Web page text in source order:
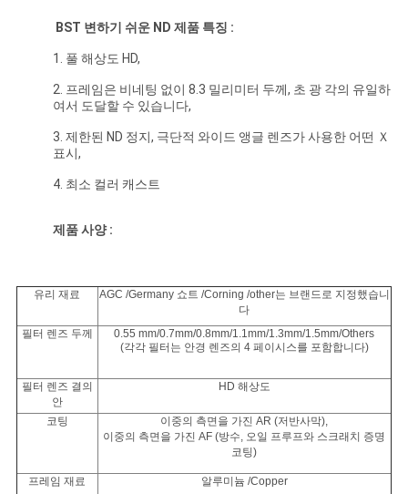
PRIVACY
POLICY
BST 변하기 쉬운 ND 제품 특징 :
1. 풀 해상도 HD,
2. 프레임은 비네팅 없이 8.3 밀리미터 두께, 초 광 각의 유일하
여서 도달할 수 있습니다,
3. 제한된 ND 정지, 극단적 와이드 앵글 렌즈가 사용한 어떤 Ｘ
표시,
4. 최소 컬러 캐스트
제품 사양 :
유리 재료
AGC /Germany 쇼트 /Corning /other는 브랜드로 지정했습니
다
필터 렌즈 두께
0.55 mm/0.7mm/0.8mm/1.1mm/1.3mm/1.5mm/Others
(각각 필터는 안경 렌즈의 4 페이시스를 포함합니다)
필터 렌즈 결의
안
HD 해상도
코팅
이중의 측면을 가진 AR (저반사막),
이중의 측면을 가진 AF (방수, 오일 프루프와 스크래치 증명
코팅)
프레임 재료 알루미늄 /Copper